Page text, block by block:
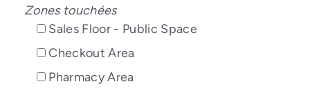
Zones touchées
Sales Floor - Public Space
Checkout Area
Pharmacy Area